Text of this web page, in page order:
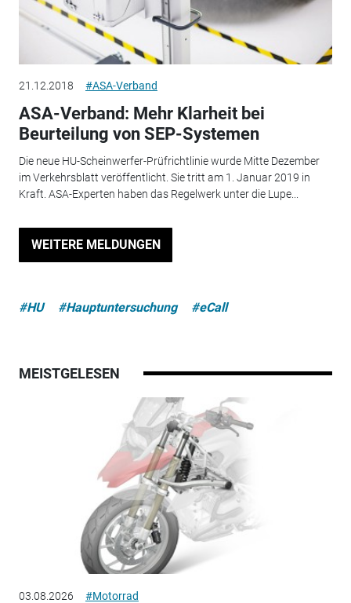
21.12.2018 #ASA-Verband
ASA-Verband: Mehr Klarheit bei
Beurteilung von SEP-Systemen
Die neue HU-Scheinwerfer-Prüfrichtlinie wurde Mitte Dezember
im Verkehrsblatt veröffentlicht. Sie tritt am 1. Januar 2019 in
Kraft. ASA-Experten haben das Regelwerk unter die Lupe...
WEITERE MELDUNGEN
#HU #Hauptuntersuchung #eCall
MEISTGELESEN
03.08.2026 #Motorrad